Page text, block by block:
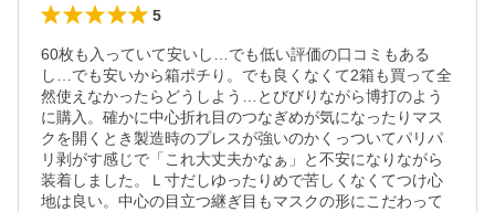
5
60枚も入っていて安いし…でも低い評価の口コミもある
し…でも安いから箱ポチり。でも良くなくて2箱も買って全
然使えなかったらどうしよう…とびびりながら博打のよう
に購入。確かに中心折れ目のつなぎめが気になったりマス
クを開くとき製造時のプレスが強いのかくっついてパリパ
リ剥がす感じで「これ大丈夫かなぁ」と不安になりながら
装着しました。Ｌ寸だしゆったりめで苦しくなくてつけ心
地は良い。中心の目立つ継ぎ目もマスクの形にこだわって